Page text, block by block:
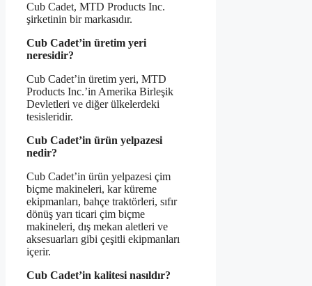
Cub Cadet, MTD Products Inc.
şirketinin bir markasıdır.
Cub Cadet’in üretim yeri
neresidir?
Cub Cadet’in üretim yeri, MTD
Products Inc.’in Amerika Birleşik
Devletleri ve diğer ülkelerdeki
tesisleridir.
Cub Cadet’in ürün yelpazesi
nedir?
Cub Cadet’in ürün yelpazesi çim
biçme makineleri, kar küreme
ekipmanları, bahçe traktörleri, sıfır
dönüş yarı ticari çim biçme
makineleri, dış mekan aletleri ve
aksesuarları gibi çeşitli ekipmanları
içerir.
Cub Cadet’in kalitesi nasıldır?